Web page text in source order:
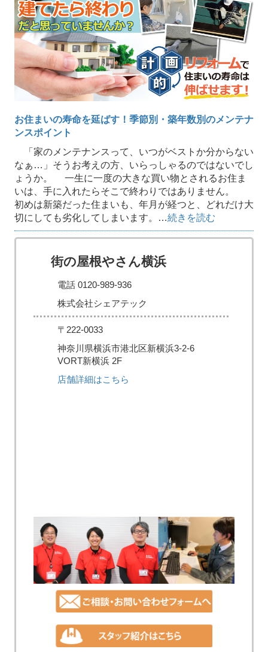
お住まいの寿命を延ばす！季節別・築年数別のメンテナ
ンスポイント
「家のメンテナンスって、いつがベストか分からない
なぁ…」そうお考えの方、いらっしゃるのではないでし
ょうか。 一生に一度の大きな買い物とされるお住ま
いは、手に入れたらそこで終わりではありません。
初めは新築だった住まいも、年月が経つと、どれだけ大
切にしても劣化してしまいます。…続きを読む
街の屋根やさん横浜
電話 0120-989-936
株式会社シェアテック
〒222-0033
神奈川県横浜市港北区新横浜3-2-6
VORT新横浜 2F
店舗詳細はこちら